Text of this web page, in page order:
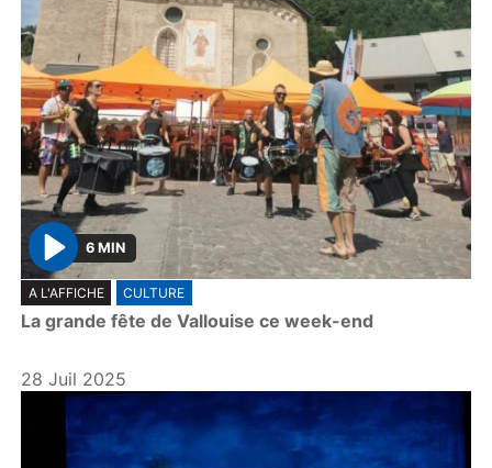
P
l
a
6 MIN
A L'AFFICHE CULTURE
La grande fête de Vallouise ce week-end
28 Juil 2025